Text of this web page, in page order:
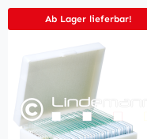
Ab Lager lieferbar!